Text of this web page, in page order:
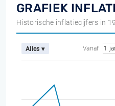
GRAFIEK
Historische inflatiecijfers in
Alles ▾ Vanaf 1